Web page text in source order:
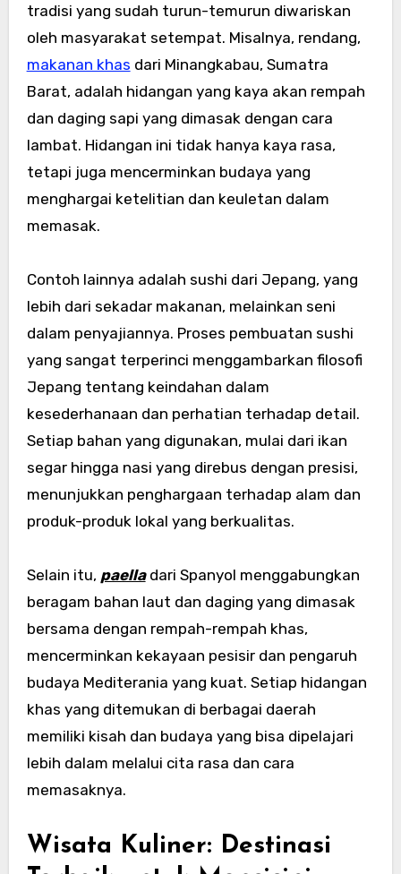
tradisi yang sudah turun-temurun diwariskan
oleh masyarakat setempat. Misalnya, rendang,
makanan khas dari Minangkabau, Sumatra
Barat, adalah hidangan yang kaya akan rempah
dan daging sapi yang dimasak dengan cara
lambat. Hidangan ini tidak hanya kaya rasa,
tetapi juga mencerminkan budaya yang
menghargai ketelitian dan keuletan dalam
memasak.
Contoh lainnya adalah sushi dari Jepang, yang
lebih dari sekadar makanan, melainkan seni
dalam penyajiannya. Proses pembuatan sushi
yang sangat terperinci menggambarkan filosofi
Jepang tentang keindahan dalam
kesederhanaan dan perhatian terhadap detail.
Setiap bahan yang digunakan, mulai dari ikan
segar hingga nasi yang direbus dengan presisi,
menunjukkan penghargaan terhadap alam dan
produk-produk lokal yang berkualitas.
Selain itu, paella dari Spanyol menggabungkan
beragam bahan laut dan daging yang dimasak
bersama dengan rempah-rempah khas,
mencerminkan kekayaan pesisir dan pengaruh
budaya Mediterania yang kuat. Setiap hidangan
khas yang ditemukan di berbagai daerah
memiliki kisah dan budaya yang bisa dipelajari
lebih dalam melalui cita rasa dan cara
memasaknya.
Wisata Kuliner: Destinasi